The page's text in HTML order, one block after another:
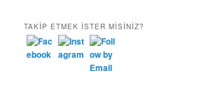
TAKIP ETMEK ISTER MISINIZ?